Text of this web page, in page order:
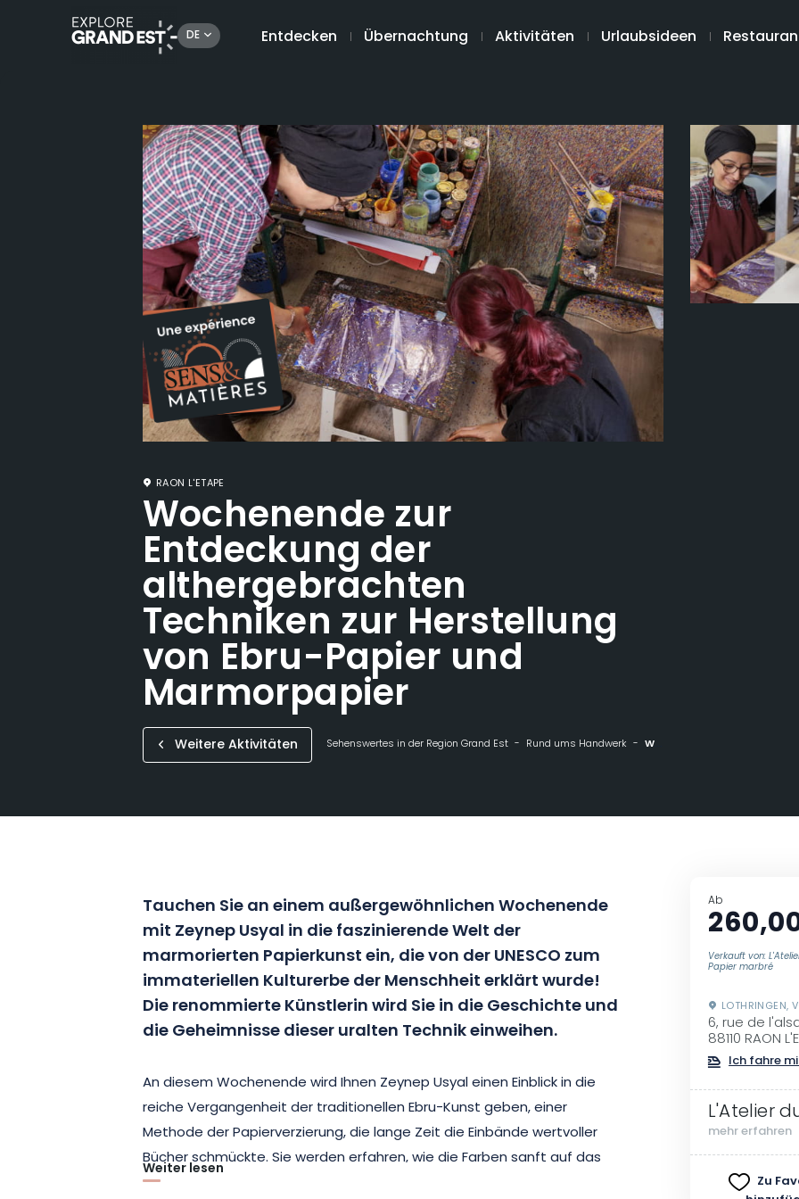
DE Entdecken Übernachtung Aktivitäten Urlaubsideen
RAON L'ETAPE
Wochenende zur
Entdeckung der
althergebrachten
Techniken zur Herstellung
von Ebru-Papier und
Marmorpapier
Weitere Aktivitäten Sehenswertes in der Region Grand Est Rund ums Handwerk Wochenende zur Entdeckung der althergebrachten Techniken zur Herstellung von Ebru-Papier und Marmorpapier
Tauchen Sie an einem außergewöhnlichen Wochenende
mit Zeynep Usyal in die faszinierende Welt der
marmorierten Papierkunst ein, die von der UNESCO zum
immateriellen Kulturerbe der Menschheit erklärt wurde!
Die renommierte Künstlerin wird Sie in die Geschichte und
die Geheimnisse dieser uralten Technik einweihen.
An diesem Wochenende wird Ihnen Zeynep Usyal einen Einblick in die
reiche Vergangenheit der traditionellen Ebru-Kunst geben, einer
Methode der Papierverzierung, die lange Zeit die Einbände wertvoller
Bücher schmückte. Sie werden erfahren, wie die Farben sanft auf das
Wasser gespritzt und mithilfe von Kämmen und Griffeln in Muster
Weiter lesen
Ab
Verkauft von:
Papier marbré
LOTHRINGEN,
6, rue de
88110 RAON
Ich fahre
L'Atelier
mehr erfahren
Zu